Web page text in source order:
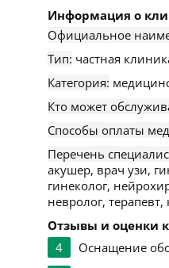
Информация о
Официальное
Тип: частная
Категория:
Кто может
Способы оплаты
Перечень
акушер, врач узи,
гинеколог,
невролог, терапевт,
Отзывы и оценки
4
Оснащение